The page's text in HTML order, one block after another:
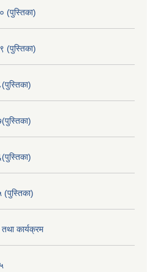
(पुस्तिका)
(पुस्तिका)
(पुस्तिका)
कार्यक्रम